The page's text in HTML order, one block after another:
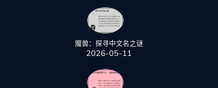
魔兽：探寻中文名之谜
2026-05-11